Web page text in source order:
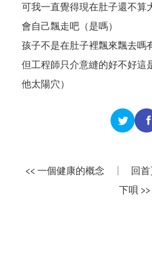
可我一直覺得現在肚子還不算
會自己飄走吧（是嗎）
孩子不是在肚子裡飄來飄去嗎
但工程師只介意縫的好不好這
他太陽穴）
<< 一個健康的概念 回
下唄 >>